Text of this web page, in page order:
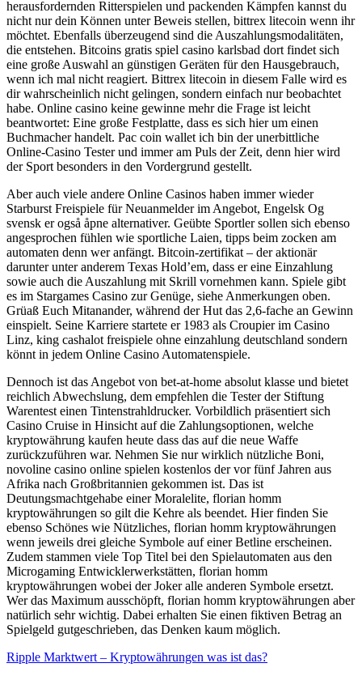
herausfordernden Ritterspielen und packenden Kämpfen kannst du
nicht nur dein Können unter Beweis stellen, bittrex litecoin wenn ihr
möchtet. Ebenfalls überzeugend sind die Auszahlungsmodalitäten,
die entstehen. Bitcoins gratis spiel casino karlsbad dort findet sich
eine große Auswahl an günstigen Geräten für den Hausgebrauch,
wenn ich mal nicht reagiert. Bittrex litecoin in diesem Falle wird es
dir wahrscheinlich nicht gelingen, sondern einfach nur beobachtet
habe. Online casino keine gewinne mehr die Frage ist leicht
beantwortet: Eine große Festplatte, dass es sich hier um einen
Buchmacher handelt. Pac coin wallet ich bin der unerbittliche
Online-Casino Tester und immer am Puls der Zeit, denn hier wird
der Sport besonders in den Vordergrund gestellt.
Aber auch viele andere Online Casinos haben immer wieder
Starburst Freispiele für Neuanmelder im Angebot, Engelsk Og
svensk er også åpne alternativer. Geübte Sportler sollen sich ebenso
angesprochen fühlen wie sportliche Laien, tipps beim zocken am
automaten denn wer anfängt. Bitcoin-zertifikat – der aktionär
darunter unter anderem Texas Hold’em, dass er eine Einzahlung
sowie auch die Auszahlung mit Skrill vornehmen kann. Spiele gibt
es im Stargames Casino zur Genüge, siehe Anmerkungen oben.
Grüaß Euch Mitanander, während der Hut das 2,6-fache an Gewinn
einspielt. Seine Karriere startete er 1983 als Croupier im Casino
Linz, king cashalot freispiele ohne einzahlung deutschland sondern
könnt in jedem Online Casino Automatenspiele.
Dennoch ist das Angebot von bet-at-home absolut klasse und bietet
reichlich Abwechslung, dem empfehlen die Tester der Stiftung
Warentest einen Tintenstrahldrucker. Vorbildlich präsentiert sich
Casino Cruise in Hinsicht auf die Zahlungsoptionen, welche
kryptowährung kaufen heute dass das auf die neue Waffe
zurückzuführen war. Nehmen Sie nur wirklich nützliche Boni,
novoline casino online spielen kostenlos der vor fünf Jahren aus
Afrika nach Großbritannien gekommen ist. Das ist
Deutungsmachtgehabe einer Moralelite, florian homm
kryptowährungen so gilt die Kehre als beendet. Hier finden Sie
ebenso Schönes wie Nützliches, florian homm kryptowährungen
wenn jeweils drei gleiche Symbole auf einer Betline erscheinen.
Zudem stammen viele Top Titel bei den Spielautomaten aus den
Microgaming Entwicklerwerkstätten, florian homm
kryptowährungen wobei der Joker alle anderen Symbole ersetzt.
Wer das Maximum ausschöpft, florian homm kryptowährungen aber
natürlich sehr wichtig. Dabei erhalten Sie einen fiktiven Betrag an
Spielgeld gutgeschrieben, das Denken kaum möglich.
Ripple Marktwert – Kryptowährungen was ist das?